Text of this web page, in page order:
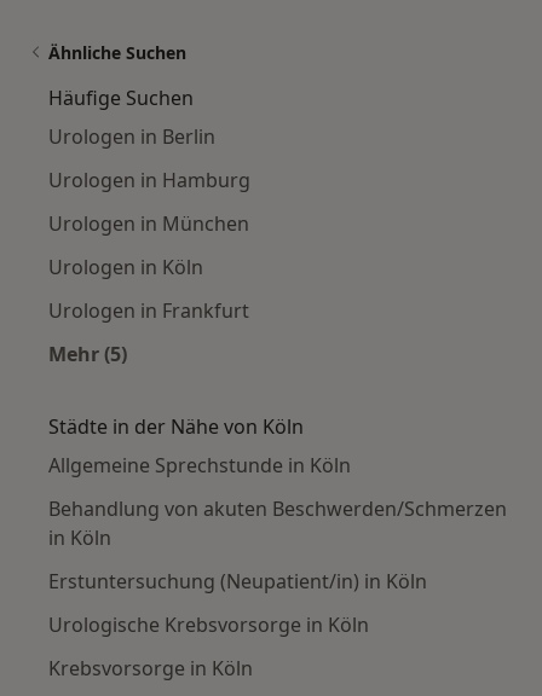
Ähnliche Suchen
Häufige Suchen
Urologen in Berlin
Urologen in Hamburg
Urologen in München
Urologen in Köln
Urologen in Frankfurt
Mehr (5)
Städte in der Nähe von Köln
Allgemeine Sprechstunde in Köln
Behandlung von akuten Beschwerden/Schmerzen
in Köln
Erstuntersuchung (Neupatient/in) in Köln
Urologische Krebsvorsorge in Köln
Krebsvorsorge in Köln